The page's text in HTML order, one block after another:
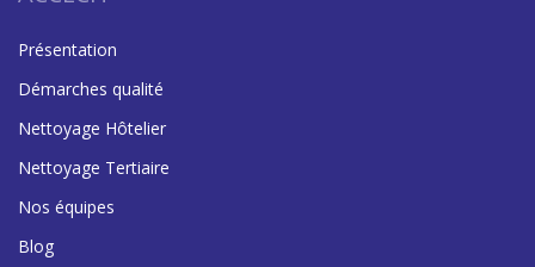
Présentation
Démarches qualité
Nettoyage Hôtelier
Nettoyage Tertiaire
Nos équipes
Blog